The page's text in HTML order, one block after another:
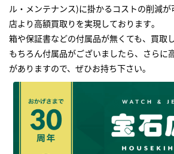
ル・メンテナンス)に掛かるコストの削減
店より高額買取りを実現しております｡
箱や保証書などの付属品が無くても、買取
もちろん付属品がございましたら、さらに
がありますので、ぜひお持ち下さい｡